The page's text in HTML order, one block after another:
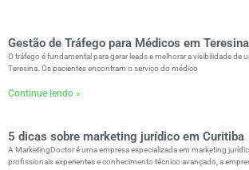
Gestão de Tráfego para Médicos em Teresina
O tráfego é fundamental para gerar leads e melhorar a visibilidade de
Teresina. Os pacientes encontram o serviço do médico
Continue lendo »
5 dicas sobre marketing jurídico em Curitiba
A MarketingDoctor é uma empresa especializada em marketing
profissionais experientes e conhecimento técnico avançado, a